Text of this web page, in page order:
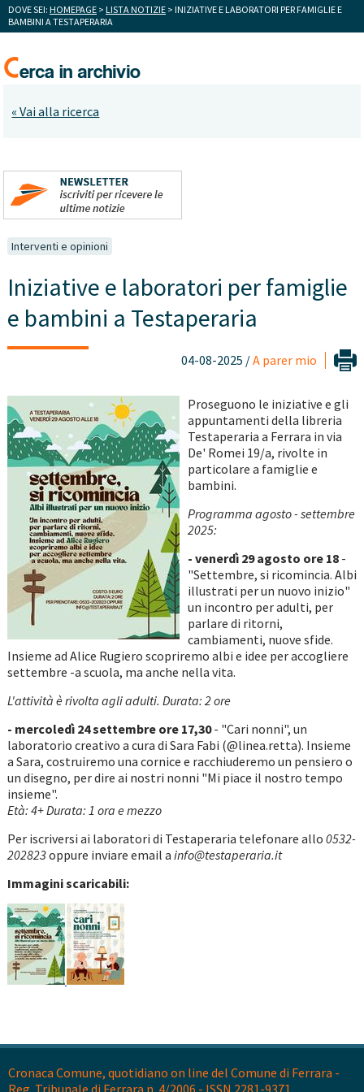
DOVE SEI: HOMEPAGE > LISTA NOTIZIE > INIZIATIVE E LABORATORI PER FAMIGLIE E
BAMBINI A TESTAPERARIA
« Vai alla ricerca
Interventi e opinioni
Iniziative e laboratori per famiglie
e bambini a Testaperaria
04-08-2025 /A parer mio
Proseguono le iniziative e gli
appuntamenti della libreria
Testaperaria a Ferrara in via
De' Romei 19/a, rivolte in
particolare a famiglie e
bambini.
Programma agosto - settembre
2025:
- venerdì 29 agosto ore 18-
"Settembre, si ricomincia. Albi
illustrati per un nuovo inizio"
un incontro per adulti, per
parlare di ritorni,
cambiamenti, nuove sfide.
Insieme ad Alice Rugiero scopriremo albi e idee per accogliere
settembre -a scuola, ma anche nella vita.
L'attività è rivolta agli adulti. Durata: 2 ore
- mercoledì 24 settembre ore 17,30- "Cari nonni", un
laboratorio creativo a cura di Sara Fabi (@linea.retta). Insieme
a Sara, costruiremo una cornice e racchiuderemo un pensiero o
un disegno, per dire ai nostri nonni "Mi piace il nostro tempo
insieme".
Età: 4+ Durata: 1 ora e mezzo
Per iscriversi ai laboratori di Testaperaria telefonare allo 0532-
202823oppure inviare email a info@testaperaria.it
Immagini scaricabili:
Cronaca Comune, quotidiano on line del Comune di Ferrara -